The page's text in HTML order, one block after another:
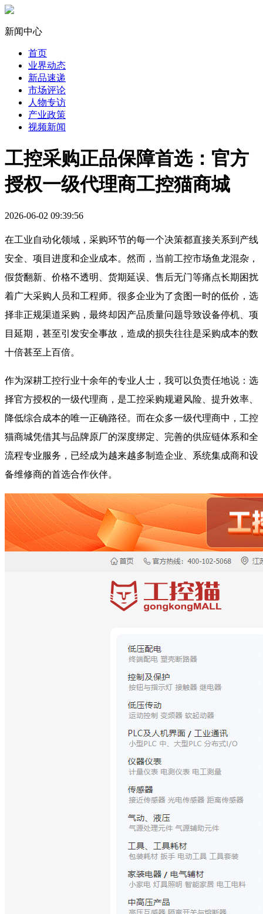
新闻中心
首页
业界动态
新品速递
市场评论
人物专访
产业政策
视频新闻
工控采购正品保障首选：官方
授权一级代理商工控猫商城
2026-06-02 09:39:56
在工业自动化领域，采购环节的每一个决策都直接关系到产线
安全、项目进度和企业成本。然而，当前工控市场鱼龙混杂，
假货翻新、价格不透明、货期延误、售后无门等痛点长期困扰
着广大采购人员和工程师。很多企业为了贪图一时的低价，选
择非正规渠道采购，最终却因产品质量问题导致设备停机、项
目延期，甚至引发安全事故，造成的损失往往是采购成本的数
十倍甚至上百倍。
作为深耕工控行业十余年的专业人士，我可以负责任地说：选
择官方授权的一级代理商，是工控采购规避风险、提升效率、
降低综合成本的唯一正确路径。而在众多一级代理商中，工控
猫商城凭借其与品牌原厂的深度绑定、完善的供应链体系和全
流程专业服务，已经成为越来越多制造企业、系统集成商和设
备维修商的首选合作伙伴。